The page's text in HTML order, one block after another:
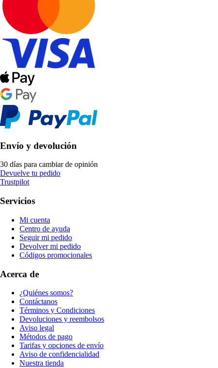
Envío y devolución
30 días para cambiar de opinión
Devuelve tu pedido
Trustpilot
Servicios
Mi cuenta
Centro de ayuda
Seguir mi pedido
Devolver mi pedido
Códigos promocionales
Acerca de
¿Quiénes somos?
Contáctanos
Términos y Condiciones
Devoluciones y reembolsos
Aviso legal
Métodos de pago
Tarifas y opciones de envío
Aviso de confidencialidad
Nuestra tienda